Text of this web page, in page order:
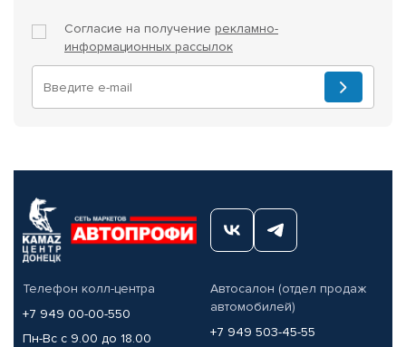
Согласие на получение рекламно-
информационных рассылок
Телефон колл-центра
+7 949 00-00-550
Пн-Вс с 9.00 до 18.00
Автосалон (отдел продаж
автомобилей)
+7 949 503-45-55